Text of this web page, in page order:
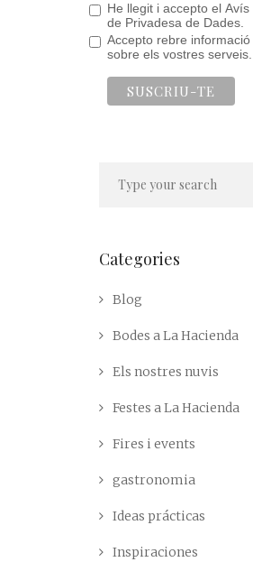
He llegit i accepto el
de Privadesa de Dades.
Accepto rebre
sobre els vostres serveis.
Categories
Blog
Bodes a La Hacienda
Els nostres nuvis
Festes a La Hacienda
Fires i events
gastronomia
Ideas prácticas
Inspiraciones